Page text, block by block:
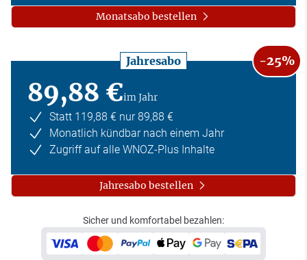
Monatsabo bestellen
Jahresabo -25%
89,88 €im Jahr
Statt 119,88 € nur 89,88 €
Monatlich kündbar nach einem Jahr
Zugriff auf alle WNOZ-Plus Inhalte
Jahresabo bestellen
Sicher und komfortabel bezahlen: